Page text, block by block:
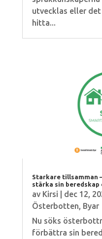
utvecklas eller
hitta...
Starkare tillsamman
stärka sin beredskap
av Kirsi dec 12,
Österbotten, Byar
Nu söks
förbättra sin